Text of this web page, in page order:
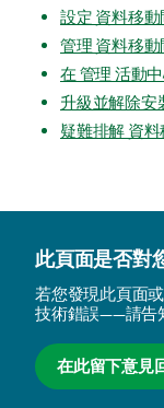
設定 資料移動
管理 資料移
在 管理 活動
升級並解除安
疑難排解 資
此頁面是否對
若您發現此頁面
技術錯誤——請告
在此留下意見